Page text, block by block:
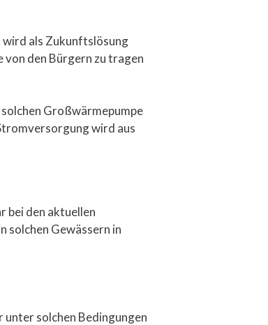
wird als Zukunftslösung
von den Bürgern zu tragen
Großwärmepumpe
wird aus
bei den aktuellen
Gewässern in
unter solchen Bedingungen